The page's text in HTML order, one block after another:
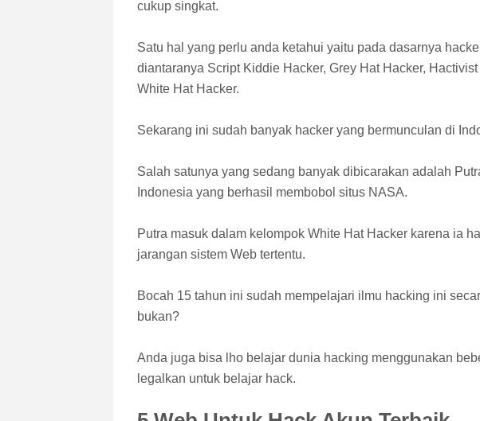
cukup singkat.
Satu hal yang perlu anda ketahui yaitu pada dasarnya
diantaranya Script Kiddie Hacker, Grey Hat Hacker,
White Hat Hacker.
Sekarang ini sudah banyak hacker yang bermunculan di
Salah satunya yang sedang banyak dibicarakan adalah
Indonesia yang berhasil membobol situs NASA.
Putra masuk dalam kelompok White Hat Hacker karena ia
jarangan sistem Web tertentu.
Bocah 15 tahun ini sudah mempelajari ilmu hacking ini
bukan?
Anda juga bisa lho belajar dunia hacking menggunakan
legalkan untuk belajar hack.